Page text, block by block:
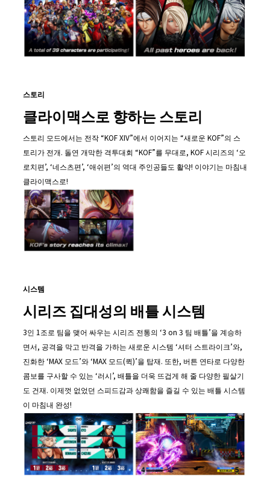
스토리
클라이맥스로 향하는 스토리
스토리 모드에서는 전작 “KOF XIV”에서 이어지는 “새로운 KOF”의 스
토리가 전개. 돌연 개막한 격투대회 “KOF”를 무대로, KOF 시리즈의 ‘오
로치편’, ‘네스츠편’, ‘애쉬편’의 역대 주인공들도 활약! 이야기는 마침내
클라이맥스로!
시스템
시리즈 집대성의 배틀 시스템
3인 1조로 팀을 맺어 싸우는 시리즈 전통의 ‘3 on 3 팀 배틀’을 계승하
면서, 공격을 막고 반격을 가하는 새로운 시스템 ‘셔터 스트라이크’와,
진화한 ‘MAX 모드’와 ‘MAX 모드(퀵)’을 탑재. 또한, 버튼 연타로 다양한
콤보를 구사할 수 있는 ‘러시’, 배틀을 더욱 뜨겁게 해 줄 다양한 필살기
도 건재. 이제껏 없었던 스피드감과 상쾌함을 즐길 수 있는 배틀 시스템
이 마침내 완성!